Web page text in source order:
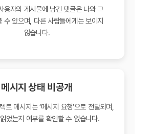
용자의 게시물에 남긴 댓글은 나와 그
수 있으며, 다른 사람들에게는 보이지
않습니다.
메시지 상태 비공개
트 메시지는 ‘메시지 요청’으로 전달되며,
었는지 여부를 확인할 수 없습니다.